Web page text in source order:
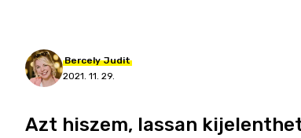
Bercely Judit
2021. 11. 29.
Azt hiszem, lassan